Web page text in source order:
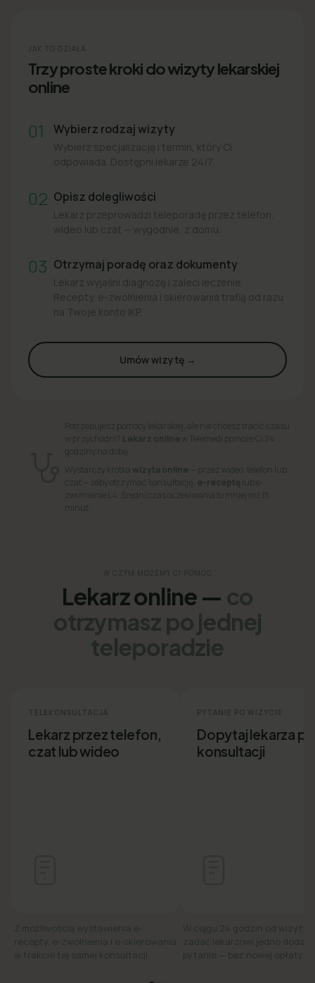
JAK TO DZIAŁA
Trzy proste kroki do wizyty lekarskiej
online
01 Wybierz rodzaj wizyty
Wybierz specjalizację i termin, który Ci
odpowiada. Dostępni lekarze 24/7.
02 Opisz dolegliwości
Lekarz przeprowadzi teleporadę przez telefon,
wideo lub czat — wygodnie, z domu.
03 Otrzymaj poradę oraz dokumenty
Lekarz wyjaśni diagnozę i zaleci leczenie.
Recepty, e-zwolnienia i skierowania trafią od razu
na Twoje konto IKP.
Umów wizytę →
Potrzebujesz pomocy lekarskiej, ale nie chcesz tracić czasu
w przychodni? Lekarz online w Telemedi pomoże Ci 24
godziny na dobę.
Wystarczy krótka wizyta online — przez wideo, telefon lub
czat — żeby otrzymać konsultację, e-receptę lub e-
zwolnienie L4. Średni czas oczekiwania to mniej niż 15
minut.
W CZYM MOŻEMY CI POMÓC
Lekarz online — co
otrzymasz po jednej
teleporadzie
TELEKONSULTACJA
Lekarz przez telefon,
czat lub wideo
Z możliwością wystawienia e-
recepty, e-zwolnienia i e-skierowania
w trakcie tej samej konsultacji.
PYTANIE PO WIZYCIE
Dopytaj lekarza po
konsultacji
W ciągu 24 godzin od wizyty
zadać lekarzowi jedno
pytanie — bez nowej opłaty.